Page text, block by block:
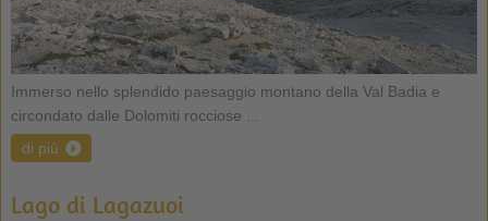
Immerso nello splendido paesaggio montano della Val Badia e
circondato dalle Dolomiti rocciose ...
di più
Lago di Lagazuoi